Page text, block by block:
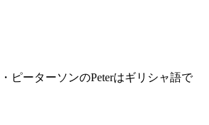
ピーターソンのPeterはギリシャ語で